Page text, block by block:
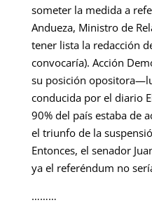
someter la medida a
Andueza, Ministro de
tener lista la redacción
convocaría). Acción
su posición
conducida por el diario
90% del país estaba de
el triunfo de la
Entonces, el senador
ya el referéndum no
………